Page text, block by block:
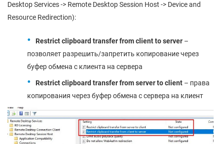
Desktop Services -> Remote Desktop Session Host -> Device and
Resource Redirection):
Restrictclipboard transferfromclienttoserver –
позволяет разрешить/запретить копирование через
буфер обмена с клиента на сервера
Restrict clipboard transfer from server to client – права
копирования через буфер обмена с сервера на клиент